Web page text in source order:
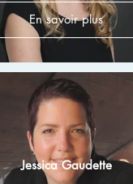
En savoir plus
Jessica Gaudette